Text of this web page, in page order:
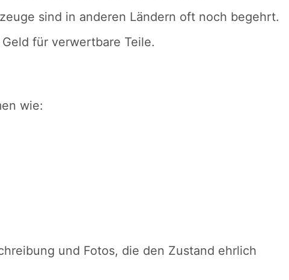
sind in anderen Ländern oft noch begehrt.
für verwertbare Teile.
wie:
und Fotos, die den Zustand ehrlich